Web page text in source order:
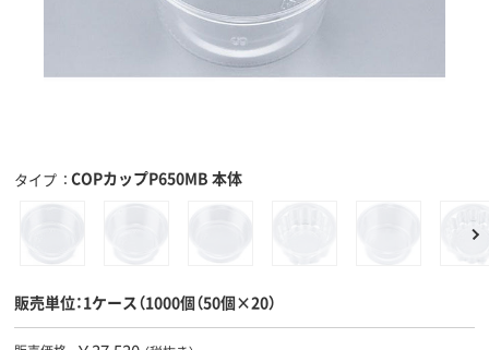
タイプ COPカップP650MB 本体
販売単位：1ケース（1000個（50個×20）